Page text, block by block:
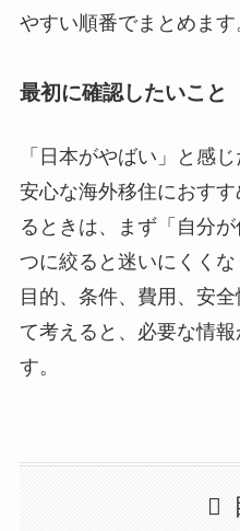
やすい順番でまとめます
最初に確認したいこと
「日本がやばい」と感
安心な海外移住におす
るときは、まず「自分
つに絞ると迷いにくくな
目的、条件、費用、安
て考えると、必要な情
す。